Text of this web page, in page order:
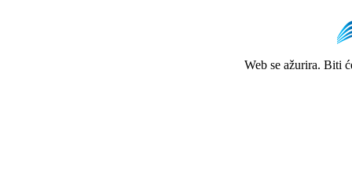
Web se ažurira. Biti